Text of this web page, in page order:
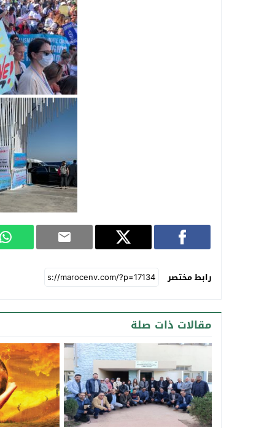
رابط مختصر
مقالات ذات صلة